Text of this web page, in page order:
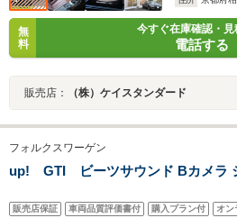
無
料
今すぐ在庫確認・見
電話する
販売店： （株）ケイスタンダード
フォルクスワーゲン
up! GTI ビーツサウンド Bカメラ
販売店保証 車両品質評価書付 購入プラン付 オン